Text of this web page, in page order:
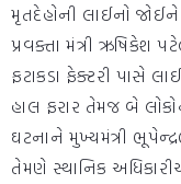
મૃતદેહોની લાઈનો
પ્રવક્તા મંત્રી ઋષિકેશ
ફટાકડા ફેક્ટરી પાસે
હાલ ફરાર તેમજ બે
ઘટનાને મુખ્યમંત્રી
તેમણે સ્થાનિક